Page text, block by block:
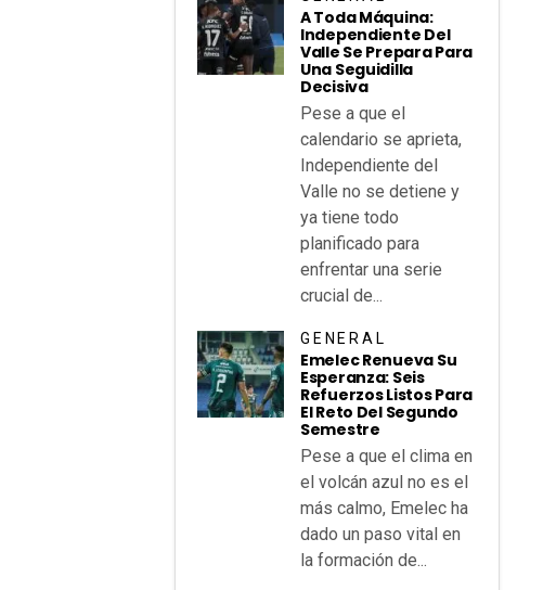
A Toda Máquina:
Independiente Del
Valle Se Prepara Para
Una Seguidilla
Decisiva
Pese a que el
calendario se aprieta,
Independiente del
Valle no se detiene y
ya tiene todo
planificado para
enfrentar una serie
crucial de...
GENERAL
Emelec Renueva Su
Esperanza: Seis
Refuerzos Listos Para
El Reto Del Segundo
Semestre
Pese a que el clima en
el volcán azul no es el
más calmo, Emelec ha
dado un paso vital en
la formación de...